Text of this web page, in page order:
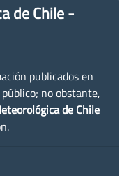
de Chile -
publicados en
no obstante,
de Chile